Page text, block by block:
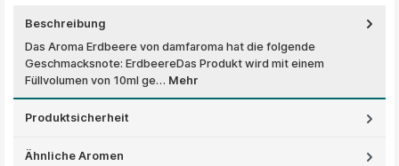
Beschreibung
Das Aroma Erdbeere von damfaroma hat die folgende
Geschmacksnote: ErdbeereDas Produkt wird mit einem
Füllvolumen von 10ml ge… Mehr
Produktsicherheit
Ähnliche Aromen